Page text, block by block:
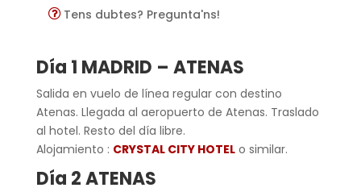
Tens dubtes? Pregunta'ns!
Día 1 MADRID – ATENAS
Salida en vuelo de línea regular con destino
Atenas. Llegada al aeropuerto de Atenas. Traslado
al hotel. Resto del día libre.
Alojamiento : CRYSTAL CITY HOTELo similar.
Día 2ATENAS